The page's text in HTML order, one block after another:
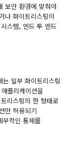
보안 환경에 맞춰야
나 화이트리스팅이
스템, 엔드 투 엔드
일부 화이트리스팅
플리케이션을
리스팅의 한 형태로
만 허용되기
부적인 통제를